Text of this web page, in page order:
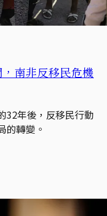
南非反移民危機
32年後，反移民行動
的轉變。